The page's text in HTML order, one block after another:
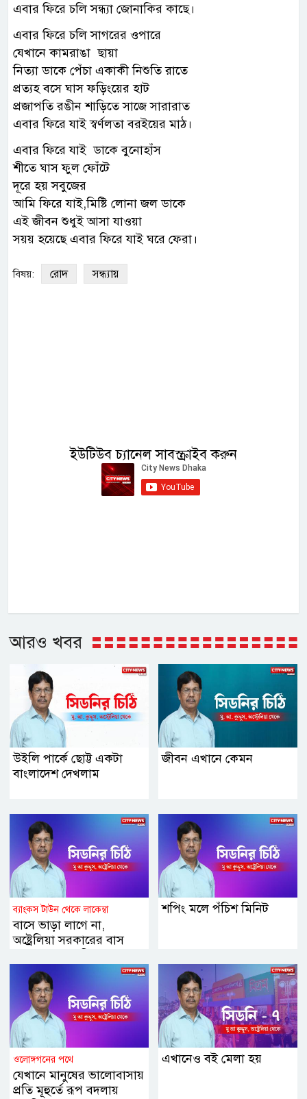
এবার ফিরে চলি সন্ধ্যা জোনাকির কাছে।
এবার ফিরে চলি সাগরের ওপারে
যেখানে কামরাঙা ছায়া
নিত্যা ডাকে পেঁচা একাকী নিশুতি রাতে
প্রত্যহ বসে ঘাস ফড়িংয়ের হাট
প্রজাপতি রঙীন শাড়িতে সাজে সারারাত
এবার ফিরে যাই স্বর্ণলতা বরইয়ের মাঠ।
এবার ফিরে যাই ডাকে বুনোহাঁস
শীতে ঘাস ফুল ফোঁটে
দূরে হয় সবুজের
আমি ফিরে যাই,মিষ্টি লোনা জল ডাকে
এই জীবন শুধুই আসা যাওয়া
সয়য় হয়েছে এবার ফিরে যাই ঘরে ফেরা।
বিষয়: রোদ সন্ধ্যায়
ইউটিউব চ্যানেল সাবস্ক্রাইব করুন
আরও খবর
উইলি পার্কে ছোট্ট একটা
বাংলাদেশ দেখলাম
জীবন এখানে কেমন
ব্যাংকস টাউন থেকে লাকেম্বা
বাসে ভাড়া লাগে না,
অষ্ট্রেলিয়া সরকারের বাস
শপিং মলে পঁচিশ মিনিট
ওলোঙ্গগনের পথে
যেখানে মানুষের ভালোবাসায়
প্রতি মূহুর্তে রূপ বদলায়
এখানেও বই মেলা হয়